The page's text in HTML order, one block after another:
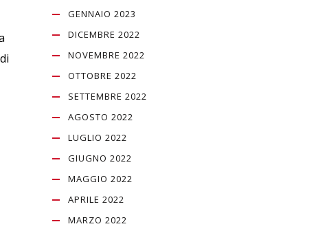
GENNAIO 2023
DICEMBRE 2022
NOVEMBRE 2022
OTTOBRE 2022
SETTEMBRE 2022
AGOSTO 2022
LUGLIO 2022
GIUGNO 2022
MAGGIO 2022
APRILE 2022
MARZO 2022